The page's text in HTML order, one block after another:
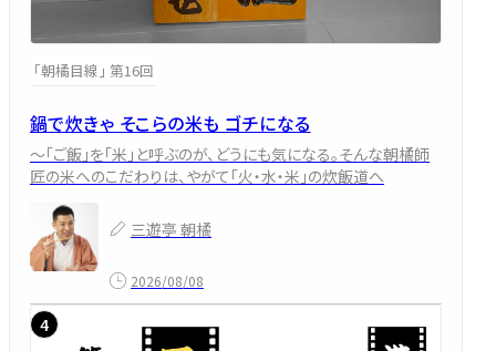
「朝橘目線」 第16回
鍋で炊きゃ そこらの米も ゴチになる
～「ご飯」を「米」と呼ぶのが、どうにも気になる。そんな朝橘師
匠の米へのこだわりは、やがて「火・水・米」の炊飯道へ
三遊亭 朝橘
2026/08/08